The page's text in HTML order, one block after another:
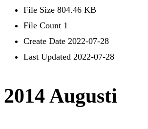
File Size 804.46 KB
File Count 1
Create Date 2022-07-28
Last Updated 2022-07-28
2014 Augusti